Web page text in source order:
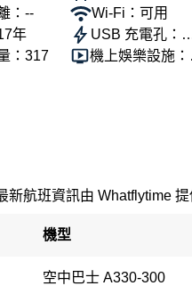
：--
年
：317
Wi-Fi：可用
USB 充電孔：
用
機上娛樂設施：
航班資訊由 Whatflytime 提
機型
空中巴士 A330-300